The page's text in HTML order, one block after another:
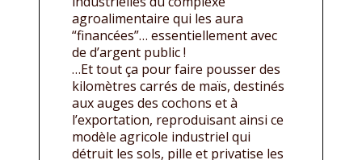
agroalimentaire qui les aura
“financées”… essentiellement avec
de d’argent public !
…Et tout ça pour faire pousser des
kilomètres carrés de maïs, destinés
aux auges des cochons et à
l’exportation, reproduisant ainsi ce
modèle agricole industriel qui
détruit les sols, pille et privatise les